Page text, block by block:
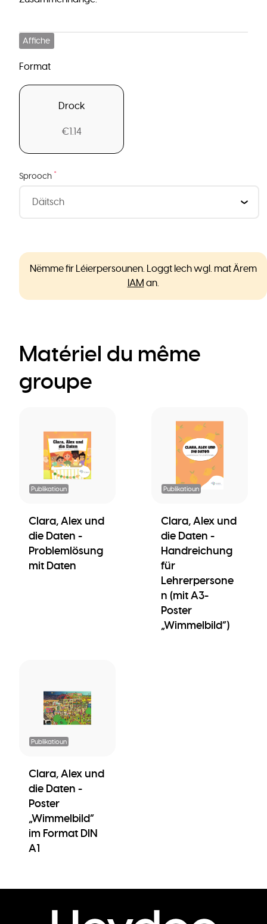
Affiche
Format
Drock
€1.14
Sprooch *
Nëmme fir Léierpersounen. Loggt Iech wgl. mat Ärem
IAM an.
Matériel du même
groupe
Publikatioun
Clara, Alex und
die Daten -
Problemlösung
mit Daten
Publikatioun
Clara, Alex und
die Daten -
Handreichung
für
Lehrerpersone
n (mit A3-
Poster
„Wimmelbild”)
Publikatioun
Clara, Alex und
die Daten -
Poster
„Wimmelbild”
im Format DIN
A1